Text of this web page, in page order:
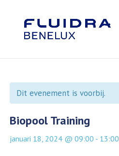
Dit evenement is voorbij.
Biopool Training
januari 18, 2024 @ 09:00 - 13:00